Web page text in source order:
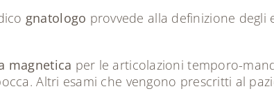
gnatologo provvede alla definizione
magnetica per le articolazioni temporo-
Altri esami che vengono prescritti al